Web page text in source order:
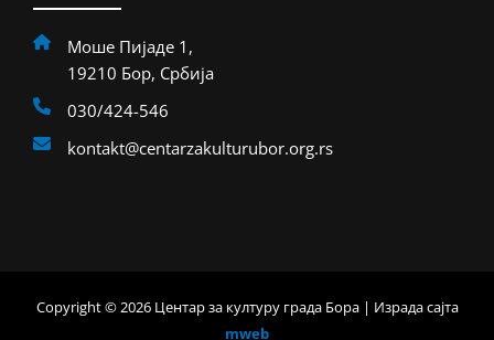
Моше Пијаде 1,
19210 Бор, Србија
030/424-546
kontakt@centarzakulturubor.org.rs
Copyright © 2026 Центар за културу града Бора | Израда сајта
mweb